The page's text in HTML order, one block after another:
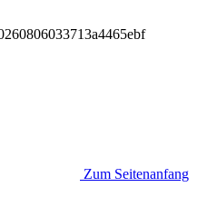
Zum Seitenanfang